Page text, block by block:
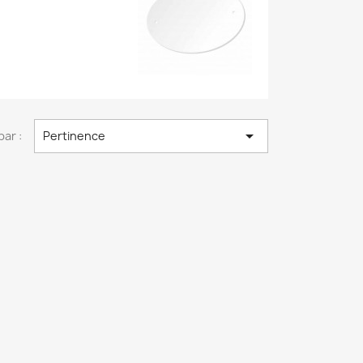
: Pertinence 